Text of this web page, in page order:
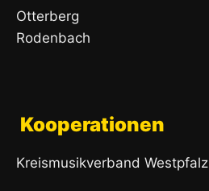
Otterberg
Rodenbach
Kooperationen
Kreismusikverband Westpfalz